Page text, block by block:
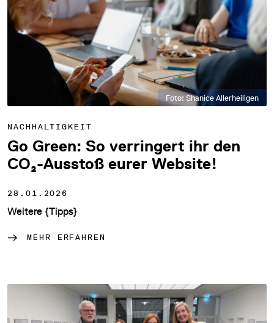
Foto: Shanice Allerheiligen
NACHHALTIGKEIT
Go Green: So verringert ihr den
CO₂-Ausstoß eurer Website!
28.01.2026
Weitere {Tipps}
MEHR ERFAHREN